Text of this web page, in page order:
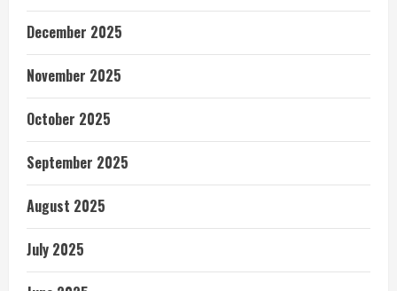
December 2025
November 2025
October 2025
September 2025
August 2025
July 2025